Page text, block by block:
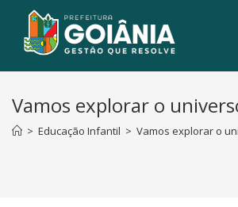
Vamos explorar o
> Educação Infantil > Vamos explorar o